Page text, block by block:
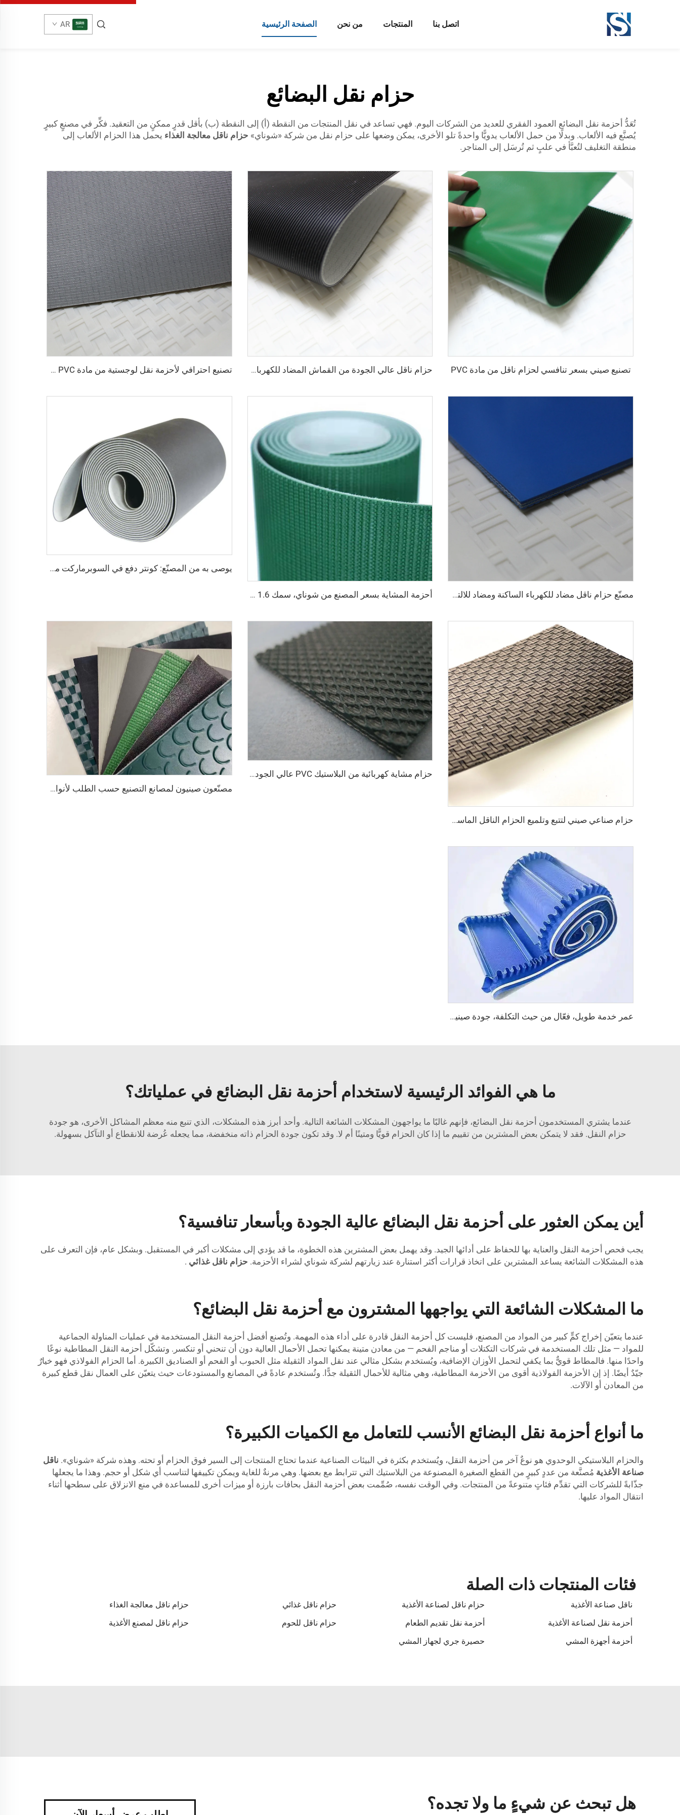
الصفحة الرئيسية من نحن المنتجات اتصل بنا AR
حزام نقل البضائع
تُعَدُّ أحزمة نقل البضائع العمود الفقري للعديد من الشركات اليوم. فهي تساعد في نقل المنتجات من النقطة (أ) إلى النقطة (ب) بأقل قدرٍ ممكنٍ من التعقيد. فكِّر في مصنعٍ كبيرٍ
يُصنَّع فيه الألعاب. وبدلًا من حمل الألعاب يدويًّا واحدةً تلو الأخرى، يمكن وضعها على حزام نقل من شركة «شوناي» حزام ناقل معالجة الغذاء يحمل هذا الحزام الألعاب إلى
منطقة التغليف لتُعبَّأ في علبٍ ثم تُرسَل إلى المتاجر.
تصنيع صيني بسعر تنافسي لحزام ناقل من مادة PVC حزام ناقل عالي الجودة من القماش المضاد للكهرباء الساكنة بلون أسود بسماكة 2 مم من مادة PVC للنقل اللوجستي مباشرة من المصنع تصنيع احترافي لأحزمة نقل لوجستية من مادة PVC من أجل فرز وتوزيع فعال في صناعات المطاعم
مصنّع حزام ناقل مضاد للكهرباء الساكنة ومضاد للالتصاق لمطاعم المخابز والحلويات أحزمة المشاية بسعر المصنع من شوناي، سمك 1.6 مم، حزام مشاية أسود من مادة PVC، حزام ماكينة مشي
يوصى به من المصنّع: كونتر دفع في السوبرماركت مزود بسيور نقل، سيور نقل ذات استقرار عالي في السرعة، من مادة البولي يوريثان (PU)
حزام صناعي صيني لتتبع وتلميع الحزام الناقل الماسي من مادة PVC
حزام مشاية كهربائية من البلاستيك PVC عالي الجودة من مورد صيني، ناعم وهادئ ومطاطي ويظل مستقرًا ومقاومًا للانزلاق
مصنّعون صينيون لمصانع التصنيع حسب الطلب لأنواع pu وpvc وpvk من أحزمة النقل البوليسترية
عمر خدمة طويل، فعّال من حيث التكلفة، جودة صينية، حزام ناقل بسمك 3.1 مم على شكل لفافة، PVC بسمك 3.5 مم، حزام ناقل أبيض لا نهائي للاستخدام في الصناعات الغذائية
ما هي الفوائد الرئيسية لاستخدام أحزمة نقل البضائع في عملياتك؟
عندما يشتري المستخدمون أحزمة نقل البضائع، فإنهم غالبًا ما يواجهون المشكلات الشائعة التالية. وأحد أبرز هذه المشكلات، الذي تنبع منه معظم المشاكل الأخرى، هو جودة
حزام النقل. فقد لا يتمكن بعض المشترين من تقييم ما إذا كان الحزام قويًّا ومتينًا أم لا. وقد تكون جودة الحزام ذاته منخفضة، مما يجعله عُرضة للانقطاع أو التآكل بسهولة.
أين يمكن العثور على أحزمة نقل البضائع عالية الجودة وبأسعار تنافسية؟
يجب فحص أحزمة النقل والعناية بها للحفاظ على أدائها الجيد. وقد يهمل بعض المشترين هذه الخطوة، ما قد يؤدي إلى مشكلات أكبر في المستقبل. وبشكل عام، فإن التعرف على
هذه المشكلات الشائعة يساعد المشترين على اتخاذ قرارات أكثر استنارة عند زيارتهم لشركة شوناي لشراء الأحزمة. حزام ناقل غذائي .
ما المشكلات الشائعة التي يواجهها المشترون مع أحزمة نقل البضائع؟
عندما يتعيّن إخراج كمٍّ كبير من المواد من المصنع، فليست كل أحزمة النقل قادرة على أداء هذه المهمة. وتُصنع أفضل أحزمة النقل المستخدمة في عمليات المناولة الجماعية
للمواد — مثل تلك المستخدمة في شركات التكتلات أو مناجم الفحم — من معادن متينة يمكنها تحمل الأحمال العالية دون أن تنحني أو تنكسر. وتشكّل أحزمة النقل المطاطية نوعًا
واحدًا منها. فالمطاط قويٌّ بما يكفي لتحمل الأوزان الإضافية، ويُستخدم بشكل مثالي عند نقل المواد الثقيلة مثل الحبوب أو الفحم أو الصناديق الكبيرة. أما الحزام الفولاذي فهو خيارٌ
جيّدٌ أيضًا. إذ إن الأحزمة الفولاذية أقوى من الأحزمة المطاطية، وهي مثالية للأحمال الثقيلة جدًّا. وتُستخدم عادةً في المصانع والمستودعات حيث يتعيّن على العمال نقل قطع كبيرة
من المعادن أو الآلات.
ما أنواع أحزمة نقل البضائع الأنسب للتعامل مع الكميات الكبيرة؟
والحزام البلاستيكي الوحدوي هو نوعٌ آخر من أحزمة النقل، ويُستخدم بكثرة في البيئات الصناعية عندما تحتاج المنتجات إلى السير فوق الحزام أو تحته. وهذه شركة «شوناي». ناقل
صناعة الأغذية مُصنَّعة من عددٍ كبيرٍ من القطع الصغيرة المصنوعة من البلاستيك التي تترابط مع بعضها. وهي مرنةٌ للغاية ويمكن تكييفها لتناسب أي شكل أو حجم. وهذا ما يجعلها
جذّابةً للشركات التي تقدِّم فئاتٍ متنوعةً من المنتجات. وفي الوقت نفسه، صُمِّمت بعض أحزمة النقل بحافات بارزة أو ميزات أخرى للمساعدة في منع الانزلاق على سطحها أثناء
انتقال المواد عليها.
فئات المنتجات ذات الصلة
ناقل صناعة الأغذية حزام ناقل لصناعة الأغذية حزام ناقل غذائي
حزام ناقل معالجة الغذاء
أحزمة نقل لصناعة الأغذية
أحزمة نقل تقديم الطعام حزام ناقل للحوم
حزام ناقل لمصنع الأغذية
أحزمة أجهزة المشي
حصيرة جري لجهاز المشي
هل تبحث عن شيءٍ ما ولا تجده؟